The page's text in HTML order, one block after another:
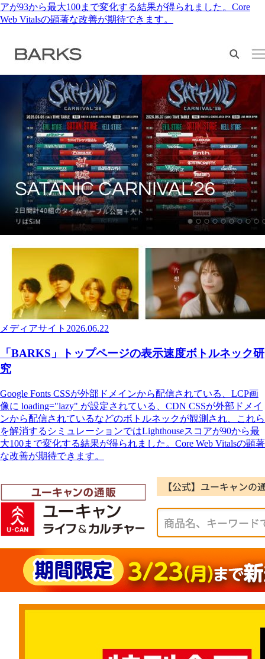
アが93から最大100まで変化する結果が得られました。Core
Web Vitalsの顕著な改善が期待できます。
メディアサイト 2026.06.22
「BARKS」トップページの表示速度ボトルネック研
究
Google Fonts CSSが外部ドメインから配信されている、LCP画
像に loading="lazy" が設定されている、CDN CSSが外部ドメイ
ンから配信されているなどのボトルネックが観測され、これら
を解消するシミュレーションではLighthouseスコアが90から最
大100まで変化する結果が得られました。Core Web Vitalsの顕著
な改善が期待できます。